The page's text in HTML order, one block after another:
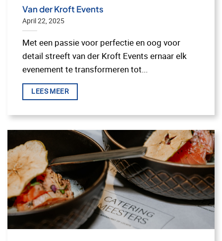
Van der Kroft Events
April 22, 2025
Met een passie voor perfectie en oog voor
detail streeft van der Kroft Events ernaar elk
evenement te transformeren tot...
LEES MEER